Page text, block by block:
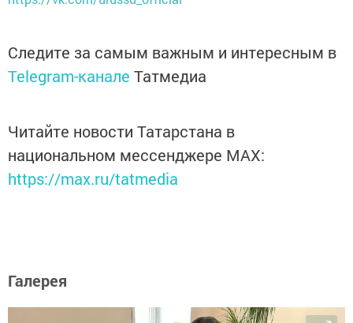
Следите за самым важным и интересным в
Telegram-канале Татмедиа
Читайте новости Татарстана в
национальном мессенджере MАХ:
https://max.ru/tatmedia
Галерея